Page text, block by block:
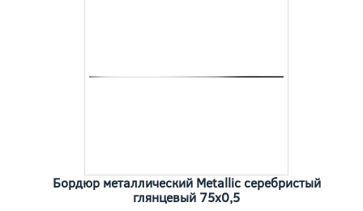
Бордюр металлический Metallic серебристый
глянцевый 75x0,5